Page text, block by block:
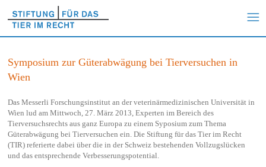
Symposium zur Güterabwägung bei Tierversuchen in
Wien
Das Messerli Forschungsinstitut an der veterinärmedizinischen Universität in
Wien lud am Mittwoch, 27. März 2013, Experten im Bereich des
Tierversuchsrechts aus ganz Europa zu einem Syposium zum Thema
Güterabwägung bei Tierversuchen ein. Die Stiftung für das Tier im Recht
(TIR) referierte dabei über die in der Schweiz bestehenden Vollzugslücken
und das entsprechende Verbesserungspotential.